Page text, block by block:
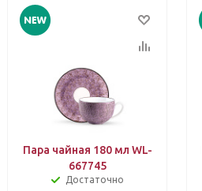
Пара чайная 180 мл WL-
667745
Достаточно